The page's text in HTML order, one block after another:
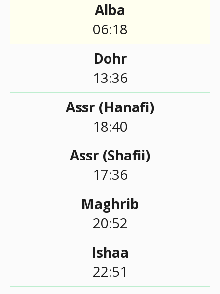
Alba
06:18
Dohr
13:36
Assr (Hanafi)
18:40
Assr (Shafii)
17:36
Maghrib
20:52
Ishaa
22:51